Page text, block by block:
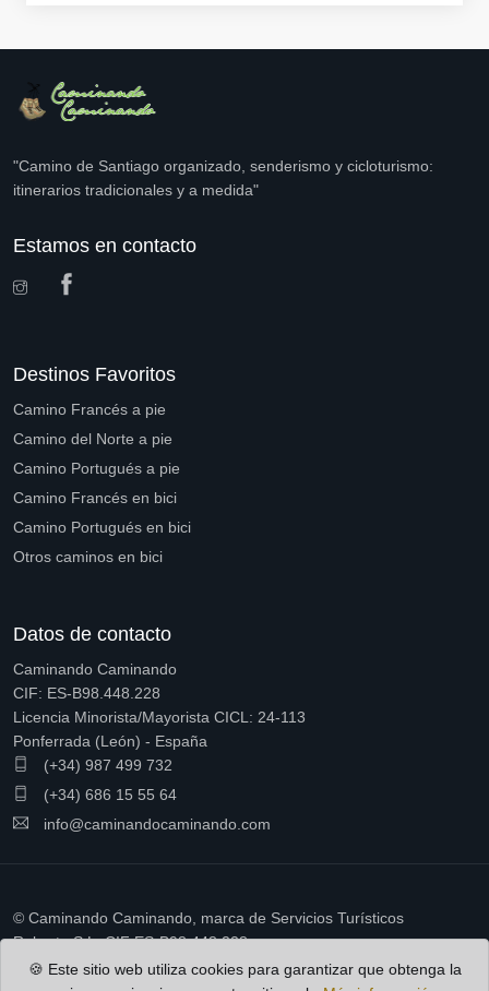
"Camino de Santiago organizado, senderismo y cicloturismo:
itinerarios tradicionales y a medida"
Estamos en contacto
Destinos Favoritos
Camino Francés a pie
Camino del Norte a pie
Camino Portugués a pie
Camino Francés en bici
Camino Portugués en bici
Otros caminos en bici
Datos de contacto
Caminando Caminando
CIF: ES-B98.448.228
Licencia Minorista/Mayorista CICL: 24-113
Ponferrada (León) - España
(+34) 987 499 732
(+34) 686 15 55 64
info@caminandocaminando.com
© Caminando Caminando, marca de Servicios Turísticos
Ruberto S.L. CIF ES-B98.448.228
🍪 Este sitio web utiliza cookies para garantizar que obtenga la